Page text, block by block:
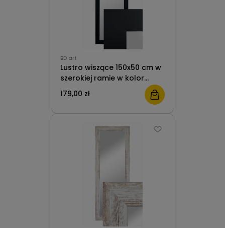
BD art
Lustro wiszące 150x50 cm w
szerokiej ramie w kolor
czarny do salonu pokoju
przedpokoju B.D. Art
179,00 zł